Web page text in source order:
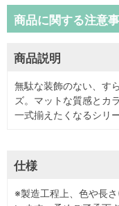
商品説明
無駄な装飾のない、す
ズ。マットな質感とカ
一式揃えたくなるシリ
商品に関する注意
仕様
※製造工程上、色や長